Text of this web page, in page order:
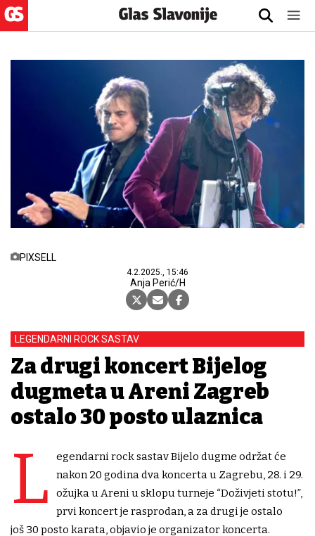
PIXSELL
4.2.2025., 15:46
Anja Perić/H
LEGENDARNI ROCK SASTAV
Za drugi koncert Bijelog
dugmeta u Areni Zagreb
ostalo 30 posto ulaznica
L
egendarni rock sastav Bijelo dugme održat će
nakon 20 godina dva koncerta u Zagrebu, 28. i 29.
ožujka u Areni u sklopu turneje “Doživjeti stotu!”,
prvi koncert je rasprodan, a za drugi je ostalo
još 30 posto karata, objavio je organizator koncerta.